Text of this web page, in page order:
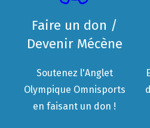
Faire un don /
Devenir Mécène
Soutenez l'Anglet
Olympique Omnisports
en faisant un don !